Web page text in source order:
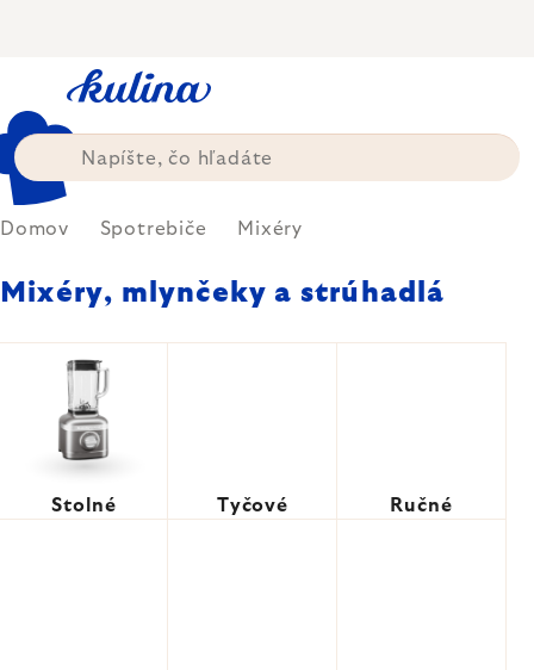
Domov Spotrebiče Mixéry
Mixéry, mlynčeky a strúhadlá
Stolné Tyčové Ručné